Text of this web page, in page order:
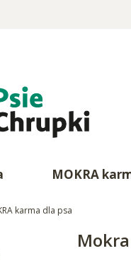
MOKRA
karma dla psa